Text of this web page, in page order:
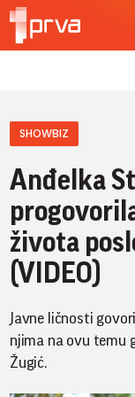
SHOWBIZ
Anđelka
života
(VIDEO)
Javne ličnosti
njima na ovu temu
Žugić.